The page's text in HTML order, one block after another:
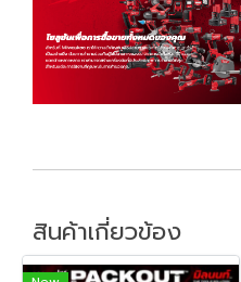
สินค้าเกี่ยวข้อง